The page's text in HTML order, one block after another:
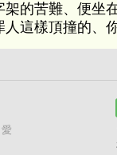
架的苦難、便坐
人這樣頂撞的、